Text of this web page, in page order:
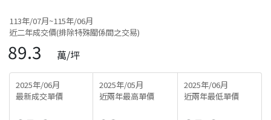
113年/07月~115年/06月
近二年成交價(排除特殊關係間之交易)
89.3 萬/坪
2025年/06月
最新成交單價
2025年/05月
近兩年最高單價
2025年/06月
近兩年最低單價